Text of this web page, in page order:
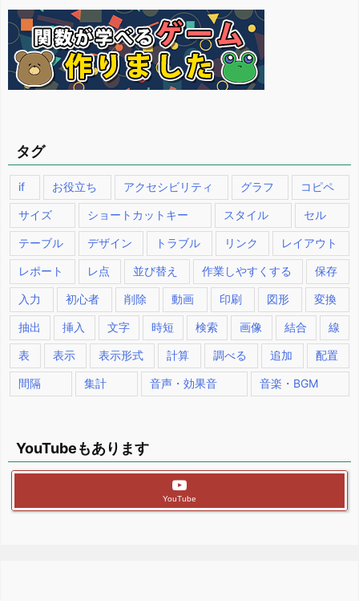
ー
タグ
if お役立ち アクセシビリティ グラフ コピペ
サイズ ショートカットキー スタイル セル
テーブル デザイン トラブル リンク レイアウト
レポート レ点 並び替え 作業しやすくする 保存
入力 初心者 削除 動画 印刷 図形 変換
抽出 挿入 文字 時短 検索 画像 結合 線
表 表示 表示形式 計算 調べる 追加 配置
間隔 集計 音声・効果音 音楽・BGM
YouTubeもあります
YouTube